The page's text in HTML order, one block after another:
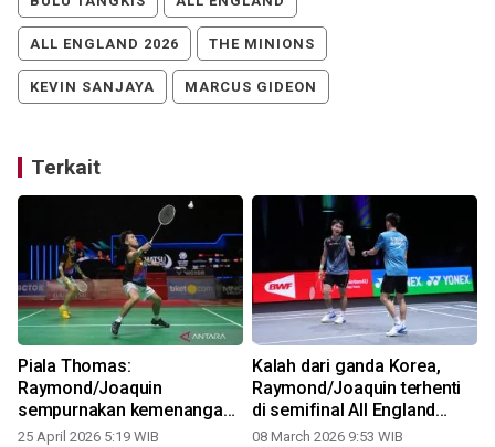
ALL ENGLAND 2026 THE MINIONS
KEVIN SANJAYA MARCUS GIDEON
Terkait
Piala Thomas:
Raymond/Joaquin
sempurnakan kemenangan
Indonesia atas Aljazair 5-0
25 April 2026 5:19 WIB
Kalah dari ganda Korea,
Raymond/Joaquin terhenti
di semifinal All England
2026
08 March 2026 9:53 WIB